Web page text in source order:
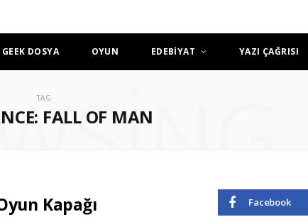
GEEK DOSYA OYUN EDEBİYAT YAZI ÇAĞRISI
TAG
FALL OF MAN
Kapağı Facebook